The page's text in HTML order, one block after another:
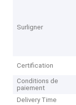
Surligner
Certification
Conditions de
paiement
Delivery Time